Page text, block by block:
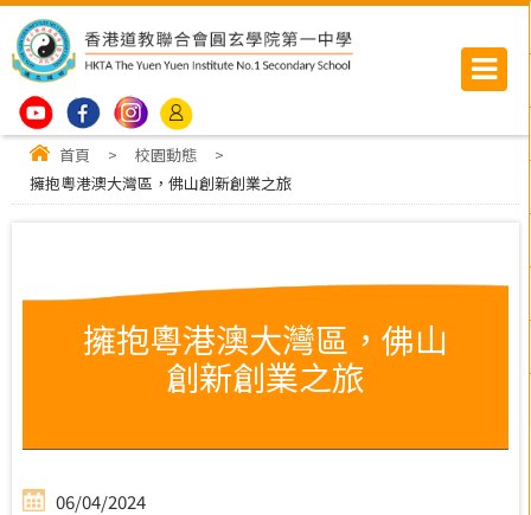
首頁 > 校園動態
>
擁抱粵港澳大灣區，佛山創新創業之旅
擁抱粵港澳大灣區，佛山
創新創業之旅
06/04/2024